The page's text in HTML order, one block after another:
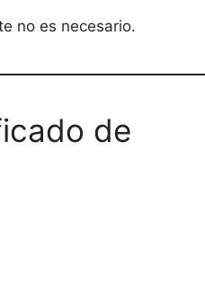
no es necesario.
de